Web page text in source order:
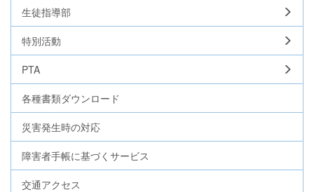
生徒指導部
特別活動
PTA
各種書類ダウンロード
災害発生時の対応
障害者手帳に基づくサービス
交通アクセス